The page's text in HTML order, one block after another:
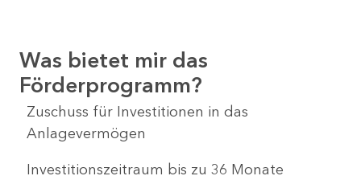
Was bietet mir das
Förderprogramm?
Zuschuss für Investitionen in das
Anlagevermögen
Investitionszeitraum bis zu 36 Monate